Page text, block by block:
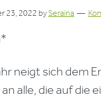
23, 2022 by Seraina
neigt sich dem
alle, die auf die